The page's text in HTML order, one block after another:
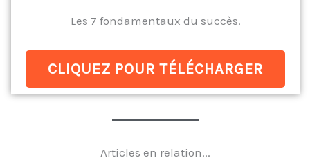
Les 7 fondamentaux du succès.
CLIQUEZ POUR TÉLÉCHARGER
Articles en relation...